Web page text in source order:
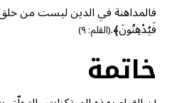
فالمداهنة في الدين ليست من
فَيُدْهِنُونَ﴾.(القلم: ٩)
خاتمة